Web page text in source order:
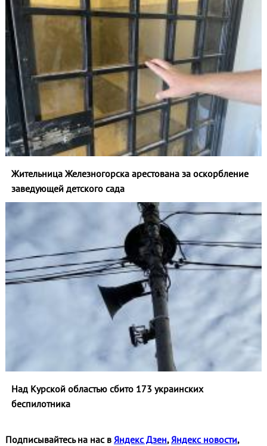
Жительница Железногорска арестована за оскорбление
заведующей детского сада
Над Курской областью сбито 173 украинских
беспилотника
Подписывайтесь на нас в Яндекс Дзен, Яндекс новости,